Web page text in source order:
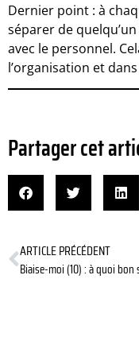
Dernier point : à
séparer de
avec le personnel.
l’organisation et
Partager cet
ARTICLE PRÉCÉDENT